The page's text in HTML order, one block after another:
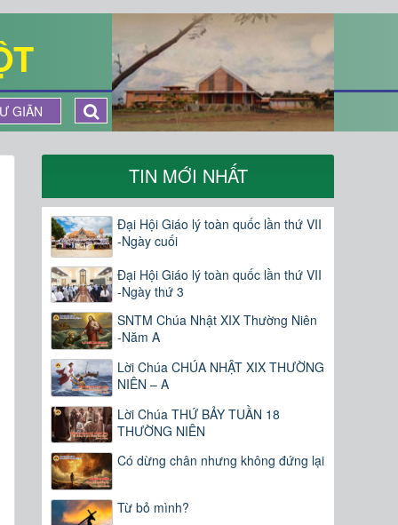
GIÃN
TIN MỚI NHẤT
Đại Hội Giáo lý toàn quốc lần thứ VII
-Ngày cuối
Đại Hội Giáo lý toàn quốc lần thứ VII
-Ngày thứ 3
SNTM Chúa Nhật XIX Thường Niên
-Năm A
Lời Chúa CHÚA NHẬT XIX THƯỜNG
NIÊN – A
Lời Chúa THỨ BẢY TUẦN 18
THƯỜNG NIÊN
Có dừng chân nhưng không đứng lại
Từ bỏ mình?